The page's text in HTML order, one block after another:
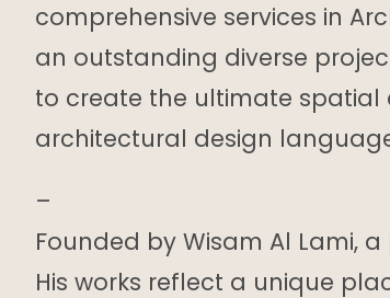
comprehensive services in
an outstanding diverse
to create the ultimate spatial
architectural design
–
Founded by Wisam Al Lami,
His works reflect a unique